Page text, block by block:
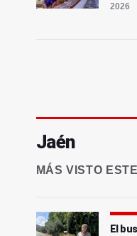
2026
Jaén
MÁS VISTO
El